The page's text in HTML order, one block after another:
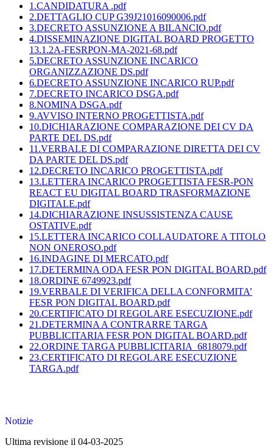
1.CANDIDATURA .pdf
2.DETTAGLIO CUP G39J21016090006.pdf
3.DECRETO ASSUNZIONE A BILANCIO.pdf
4.DISSEMINAZIONE DIGITAL BOARD PROGETTO
13.1.2A-FESRPON-MA-2021-68.pdf
5.DECRETO ASSUNZIONE INCARICO
ORGANIZZAZIONE DS.pdf
6.DECRETO ASSUNZIONE INCARICO RUP.pdf
7.DECRETO INCARICO DSGA.pdf
8.NOMINA DSGA.pdf
9.AVVISO INTERNO PROGETTISTA.pdf
10.DICHIARAZIONE COMPARAZIONE DEI CV DA
PARTE DEL DS.pdf
11.VERBALE DI COMPARAZIONE DIRETTA DEI CV
DA PARTE DEL DS.pdf
12.DECRETO INCARICO PROGETTISTA.pdf
13.LETTERA INCARICO PROGETTISTA FESR-PON
REACT EU DIGITAL BOARD TRASFORMAZIONE
DIGITALE.pdf
14.DICHIARAZIONE INSUSSISTENZA CAUSE
OSTATIVE.pdf
15.LETTERA INCARICO COLLAUDATORE A TITOLO
NON ONEROSO.pdf
16.INDAGINE DI MERCATO.pdf
17.DETERMINA ODA FESR PON DIGITAL BOARD.pdf
18.ORDINE 6749923.pdf
19.VERBALE DI VERIFICA DELLA CONFORMITA’
FESR PON DIGITAL BOARD.pdf
20.CERTIFICATO DI REGOLARE ESECUZIONE.pdf
21.DETERMINA A CONTRARRE TARGA
PUBBLICITARIA FESR PON DIGITAL BOARD.pdf
22.ORDINE TARGA PUBBLICITARIA_6818079.pdf
23.CERTIFICATO DI REGOLARE ESECUZIONE
TARGA.pdf
Notizie
Ultima revisione il 04-03-2025